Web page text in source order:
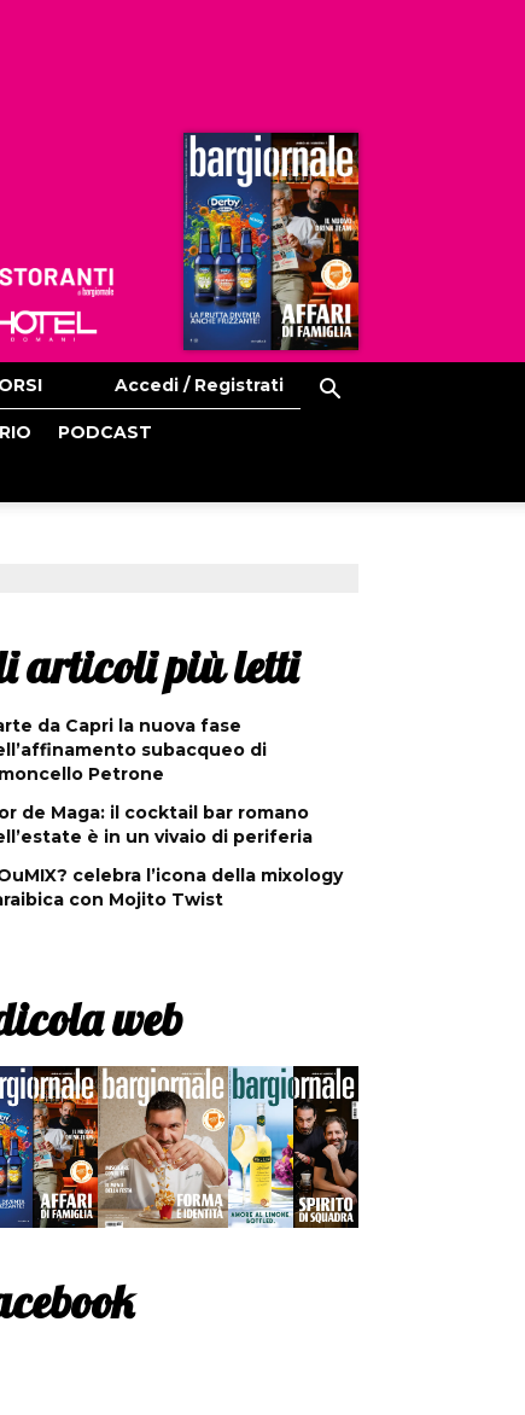
Ristoranti
Hoteldomani
Accedi / Registrati
PODCAST
articoli più letti
da Capri la nuova fase
subacqueo di
Petrone
de Maga: il cocktail bar romano
è in un vivaio di periferia
celebra l’icona della mixology
con Mojito Twist
web